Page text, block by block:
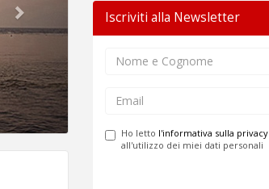
Iscriviti alla Newsletter
Ho letto l'informativa sulla privacy
all'utilizzo dei miei dati personali